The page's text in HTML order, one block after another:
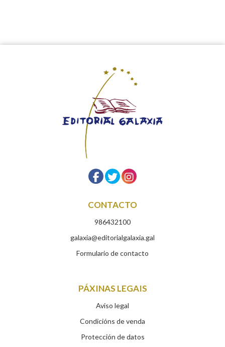
CONTACTO
986432100
galaxia@editorialgalaxia.gal
Formulario de contacto
PÁXINAS LEGAIS
Aviso legal
Condicións de venda
Protección de datos